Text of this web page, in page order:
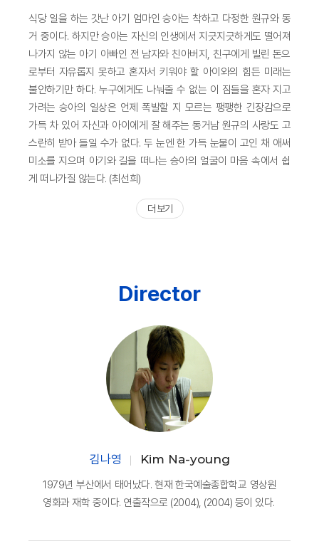
식당 일을 하는 갓난 아기 엄마인 승아는 착하고 다정한 원규와 동
거 중이다. 하지만 승아는 자신의 인생에서 지긋지긋하게도 떨어져
나가지 않는 아기 아빠인 전 남자와 친아버지, 친구에게 빌린 돈으
로부터 자유롭지 못하고 혼자서 키워야 할 아이와의 힘든 미래는
불안하기만 하다. 누구에게도 나눠줄 수 없는 이 짐들을 혼자 지고
가려는 승아의 일상은 언제 폭발할 지 모르는 팽팽한 긴장감으로
가득 차 있어 자신과 아이에게 잘 해주는 동거남 원규의 사랑도 고
스란히 받아 들일 수가 없다. 두 눈엔 한 가득 눈물이 고인 채 애써
미소를 지으며 아기와 길을 떠나는 승아의 얼굴이 마음 속에서 쉽
게 떠나가질 않는다. (최선희)
더 보기
Director
김나영 Kim Na-young
1979년 부산에서 태어났다. 현재 한국예술종합학교 영상원
영화과 재학 중이다. 연출작으로 (2004), (2004) 등이 있다.